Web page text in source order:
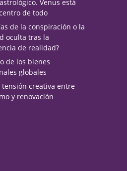
Venus está
de todo
de la conspiración o la
oculta tras la
de realidad?
de los bienes
globales
tensión creativa entre
y renovación